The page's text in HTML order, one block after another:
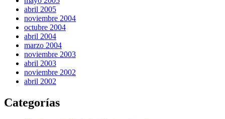
abril 2005
noviembre 2004
octubre 2004
abril 2004
marzo 2004
noviembre 2003
abril 2003
noviembre 2002
abril 2002
Categorías